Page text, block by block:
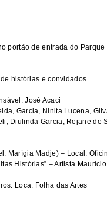
portão de entrada do
histórias e convidados
José Acaci
Garcia, Ninita Lucena,
Diulinda Garcia, Rejane de
Marígia Madje) – Local:
Histórias” – Artista
Loca: Folha das Artes